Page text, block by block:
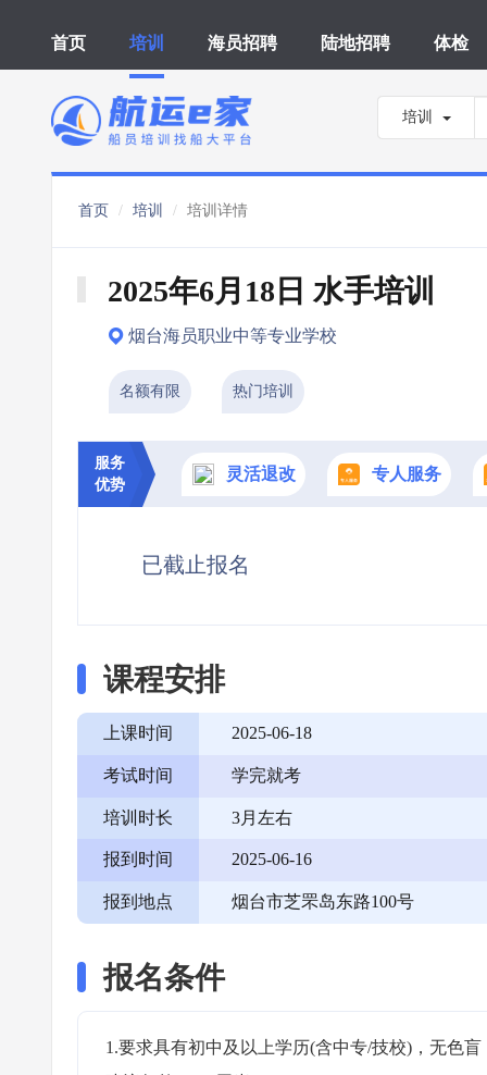
首页 培训 海员招聘 陆地招聘 体检
培训
首页 培训 培训详情
2025年6月18日 水手培训
烟台海员职业中等专业学校
名额有限 热门培训
服务
优势
灵活退改 专人服务
已截止报名
课程安排
上课时间 2025-06-18
考试时间 学完就考
培训时长 3月左右
报到时间 2025-06-16
报到地点 烟台市芝罘岛东路100号
报名条件
1.要求具有初中及以上学历(含中专/技校)，无色